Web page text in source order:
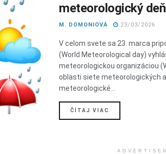
meteorologický deň
M. DOMONIOVÁ 23/03/2026
V celom svete sa 23. marca
(World Meteorological day)
meteorologickou organizáciou
oblasti siete meteorologických
meteorologické...
ČÍTAJ VIAC